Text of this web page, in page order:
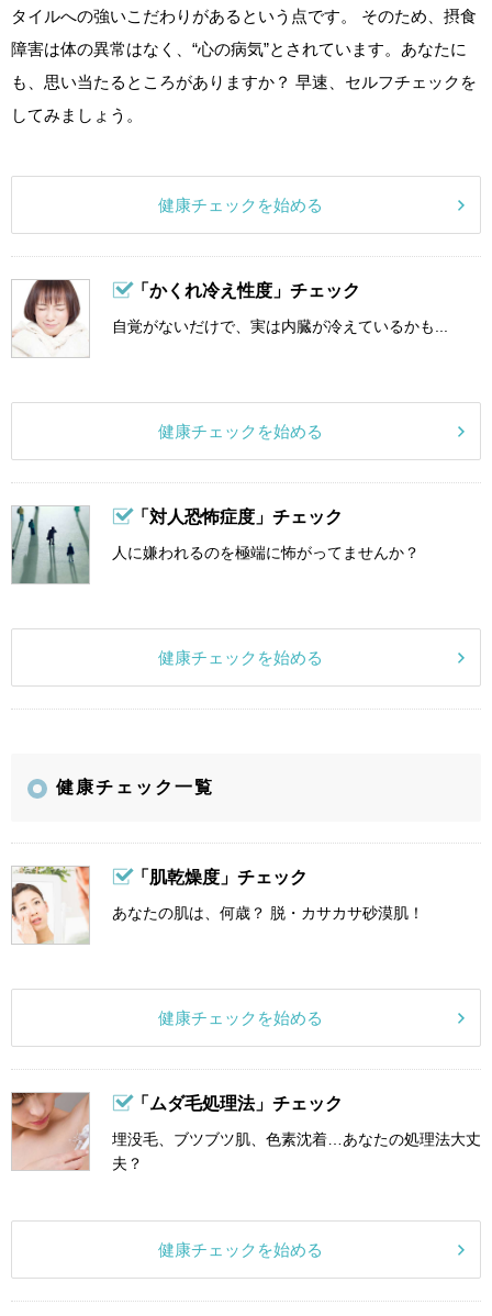
タイルへの強いこだわりがあるという点です。 そのため、摂食
障害は体の異常はなく、“心の病気”とされています。あなたに
も、思い当たるところがありますか？ 早速、セルフチェックを
してみましょう。
健康チェックを始める
「かくれ冷え性度」チェック
自覚がないだけで、実は内臓が冷えているかも...
健康チェックを始める
「対人恐怖症度」チェック
人に嫌われるのを極端に怖がってませんか？
健康チェックを始める
健康チェック一覧
「肌乾燥度」チェック
あなたの肌は、何歳？ 脱・カサカサ砂漠肌！
健康チェックを始める
「ムダ毛処理法」チェック
埋没毛、ブツブツ肌、色素沈着…あなたの処理法大丈
夫？
健康チェックを始める